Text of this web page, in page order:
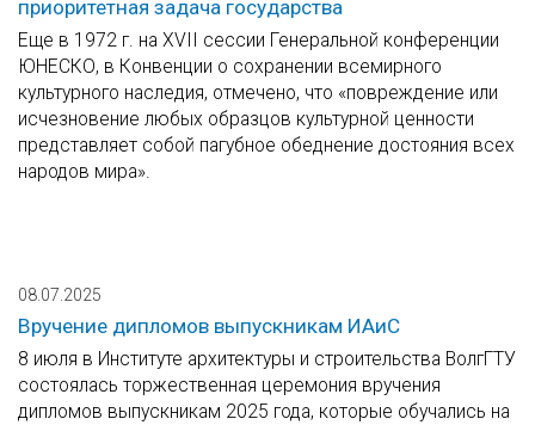
приоритетная задача государства
Еще в 1972 г. на XVII сессии Генеральной конференции
ЮНЕСКО, в Конвенции о сохранении всемирного
культурного наследия, отмечено, что «повреждение или
исчезновение любых образцов культурной ценности
представляет собой пагубное обеднение достояния всех
народов мира».
08.07.2025
Вручение дипломов выпускникам ИАиС
8 июля в Институте архитектуры и строительства ВолгГТУ
состоялась торжественная церемония вручения
дипломов выпускникам 2025 года, которые обучались на